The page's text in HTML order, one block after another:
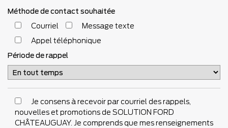
Méthode de contact souhaitée
Courriel
Message texte
Appel téléphonique
Période de rappel
Je consens à recevoir par courriel des rappels,
nouvelles et promotions de SOLUTION FORD
CHÂTEAUGUAY. Je comprends que mes renseignements